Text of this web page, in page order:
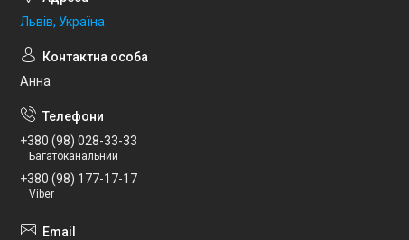
Львів, Україна
Анна
+380 (98) 028-33-33
Багатоканальний
+380 (98) 177-17-17
Viber